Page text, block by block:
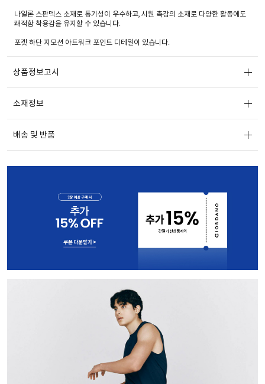
나일론 스판덱스 소재로 통기성이 우수하고, 시원 촉감의 소재로 다양한 활동에도
쾌적함 착용감을 유지할 수 있습니다.
포켓 하단 지모션 아트워크 포인트 디테일이 있습니다.
상품정보고시
소재정보
배송 및 반품